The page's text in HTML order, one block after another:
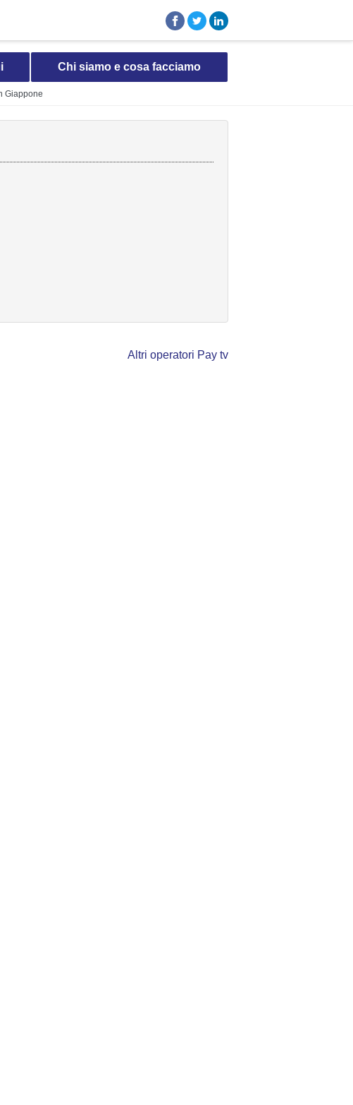
Chi siamo e cosa facciamo
Giappone
Altri operatori Pay tv